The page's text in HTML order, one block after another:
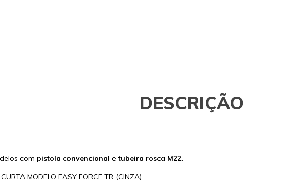
DESCRIÇÃO
com pistola convencional etubeira rosca M22.
MODELO EASY FORCE TR (CINZA).